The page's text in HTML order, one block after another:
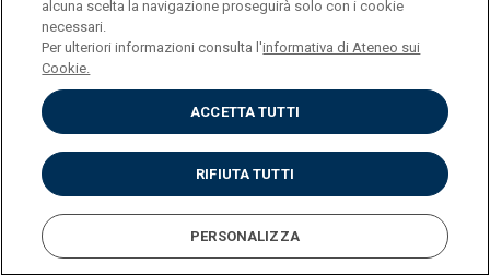
25/A)
CREDITI
PROGRAMMA
INSEGNAMENTO
alcuna scelta la navigazione proseguirà solo con i cookie
necessari.
Per ulteriori informazioni consulta l'informativa di Ateneo sui
Cookie.
ACCETTA TUTTI
RIFIUTA TUTTI
PERSONALIZZA